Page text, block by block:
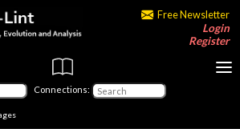
Free Newsletter
Login
Register
Connections: